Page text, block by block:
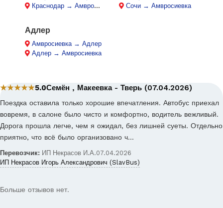
Краснодар → Амвросиевка
Сочи → Амвросиевка
Адлер
Амвросиевка → Адлер
Адлер → Амвросиевка
★★★★★5.0Семён , Макеевка - Тверь (07.04.2026)
Поездка оставила только хорошие впечатления. Автобус приехал
вовремя, в салоне было чисто и комфортно, водитель вежливый.
Дорога прошла легче, чем я ожидал, без лишней суеты. Отдельно
приятно, что всё было организовано ч…
Перевозчик: ИП Некрасов И.А.07.04.2026
ИП Некрасов Игорь Александрович (SlavBus)
Больше отзывов нет.